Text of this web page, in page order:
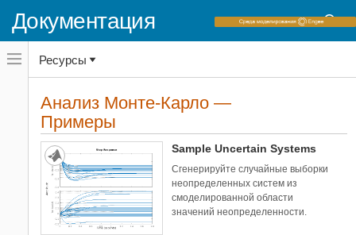
Документация
Переключатель
навигационного
меню
переключатель
навигационного
Примеры
Robust Control Toolbox
Неопределенный системный анализ
Категории
6
Находящиеся на диске запасы по
амплитуде и фазе
Робастность и анализ Худшего
Ресурсы
Анализ Монте-Карло —
Примеры
Sample Uncertain Systems
Сгенерируйте случайные выборки
неопределенных систем из
смоделированной области
значений неопределенности.